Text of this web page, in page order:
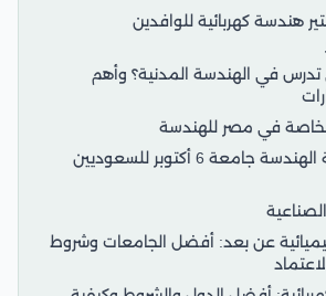
هندسة كهربائية للوافدين
تدرس في الهندسة المدنية؟ وأهم
في مصر للهندسة
شروط القبول بكلية الهندسة جامعة 6 أكتوبر للسعوديين
عن بعد: أفضل الجامعات وشروط